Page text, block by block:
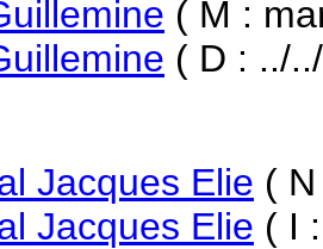
( M :
( D : ../
Jacques Elie (
Jacques Elie ( I